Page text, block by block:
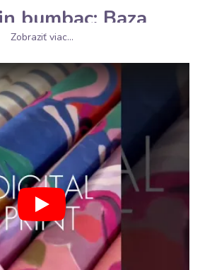
bumbac: Baza
orice proiect
fost testat de generații, plăcut la
Materialele din bumbac
atelier de croitorie. La Bubufabrics îți
modele și texturi, unde iubitorii
modern, își vor găsi inspirația.
respirabilității, absorbției și durabilității
pentru începători, cât și pentru
bumbacului la
Zobraziť viac...